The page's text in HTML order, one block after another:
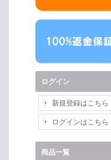
ログイン
新規登録はこちら
ログインはこちら
商品一覧